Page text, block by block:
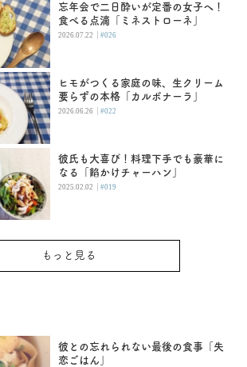
忘年会で二日酔いが定番の女子へ！
食べる点滴「ミネストローネ」
2026.07.22 |#026
ヒモがつくる家庭の味、生クリーム
要らずの本格「カルボナーラ」
2026.06.26 |#022
彼氏も大喜び！料理下手でも豪華に
なる「餡かけチャーハン」
2025.02.02 |#019
もっと見る
彼との忘れられない最後の食事「失
恋ごはん」